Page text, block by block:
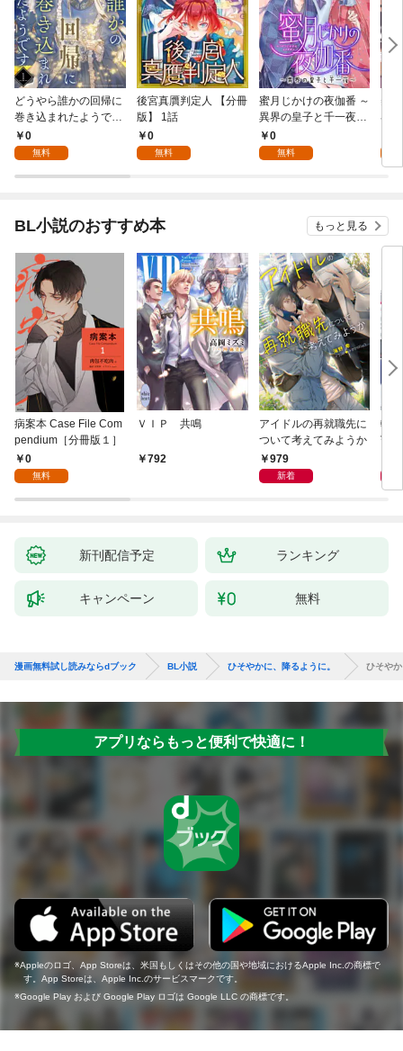
どうやら誰かの回帰に
巻き込まれたようです
【分冊版】 1話
0
無料
後宮真贋判定人 【分冊
版】 1話
0
無料
蜜月じかけの夜伽番 ～
異界の皇子と千一夜～
【分冊版】 1話
0
無料
美
界
版
BL小説のおすすめ本 もっと見る
病案本 Case File Com
pendium［分冊版１］
0
無料
ＶＩＰ 共鳴
792
アイドルの再就職先に
ついて考えてみようか
979
新着
転
寵
新刊配信予定 ランキング
キャンペーン 無料
漫画無料試し読みならdブック BL小説 ひそやかに、降るように。 ひそや
アプリならもっと便利で快適に！
Appleのロゴ、App Storeは、米国もしくはその他の国や地域におけるApple Inc.の商標で
す。App Storeは、Apple Inc.のサービスマークです。
Google Play および Google Play ロゴは Google LLC の商標です。